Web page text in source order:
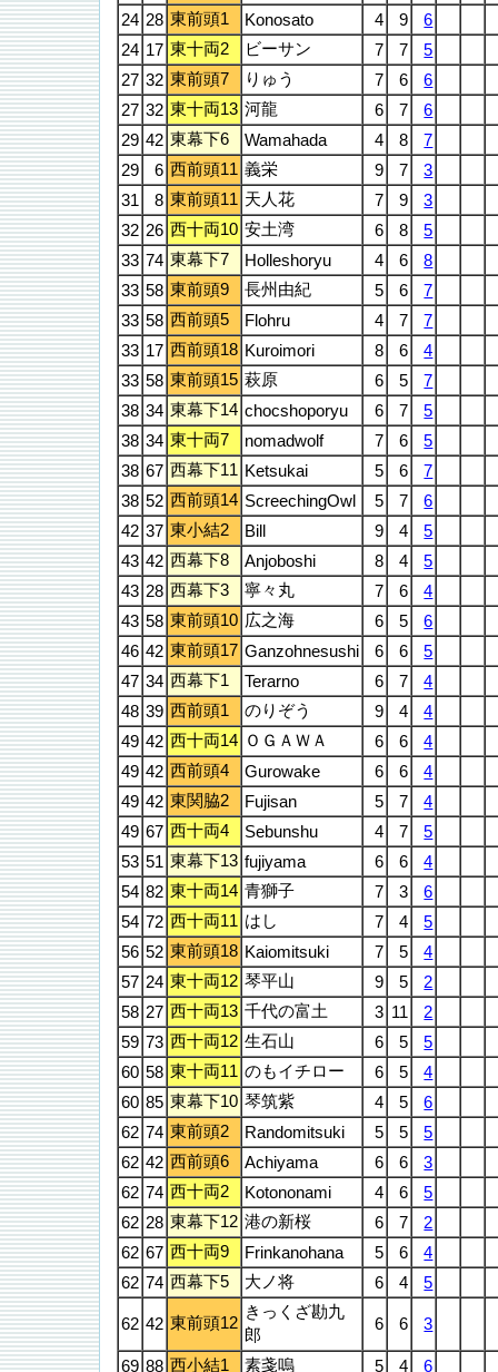
24 28 東前頭1 Konosato 4 9
6
24 17 東十両2 ビーサン 7 7
5
27 32 東前頭7 りゅう 7 6
6
27 32 東十両13 河龍 6 7
6
29 42 東幕下6 Wamahada 4 8
7
29
6 西前頭11 義栄 9 7
3
31
8 東前頭11 天人花 7 9
3
32 26 西十両10 安土湾 6 8
5
33 74 東幕下7 Holleshoryu 4 6
8
33 58 東前頭9 長州由紀 5 6
7
33 58 西前頭5 Flohru 4 7
7
33 17 西前頭18 Kuroimori 8 6
4
33 58 東前頭15 萩原 6 5
7
38 34 東幕下14 chocshoporyu 6 7
5
38 34 東十両7 nomadwolf 7 6
5
38 67 西幕下11 Ketsukai 5 6
7
38 52 西前頭14 ScreechingOwl 5 7
6
42 37 東小結2 Bill 9 4
5
43 42 西幕下8 Anjoboshi 8 4
5
43 28 西幕下3 寧々丸 7 6
4
43 58 東前頭10 広之海 6 5
6
46 42 東前頭17 Ganzohnesushi 6 6
5
47 34 西幕下1 Terarno 6 7
4
48 39 西前頭1 のりぞう 9 4
4
49 42 西十両14 ＯＧＡＷＡ 6 6
4
49 42 西前頭4 Gurowake 6 6
4
49 42 東関脇2 Fujisan 5 7
4
49 67 西十両4 Sebunshu 4 7
5
53 51 東幕下13 fujiyama 6 6
4
54 82 東十両14 青獅子 7 3
6
54 72 西十両11 はし 7 4
5
56 52 東前頭18 Kaiomitsuki 7 5
4
57 24 東十両12 琴平山 9 5
2
58 27 西十両13 千代の富土 3 11
2
59 73 西十両12 生石山 6 5
5
60 58 東十両11 のもイチロー 6 5
4
60 85 東幕下10 琴筑紫 4 5
6
62 74 東前頭2 Randomitsuki 5 5
5
62 42 西前頭6 Achiyama 6 6
3
62 74 西十両2 Kotononami 4 6
5
62 28 東幕下12 港の新桜 6 7
2
62 67 西十両9 Frinkanohana 5 6
4
62 74 西幕下5 大ノ将 6 4 5
62 42 東前頭12
きっくざ勘九
郎
6 6 3
69 88 西小結1 素戔嗚 5 4
6